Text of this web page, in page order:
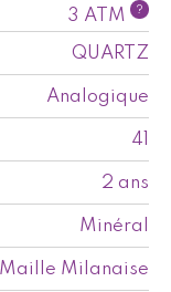
3 ATM ?
QUARTZ
Analogique
41
2 ans
Minéral
Maille Milanaise